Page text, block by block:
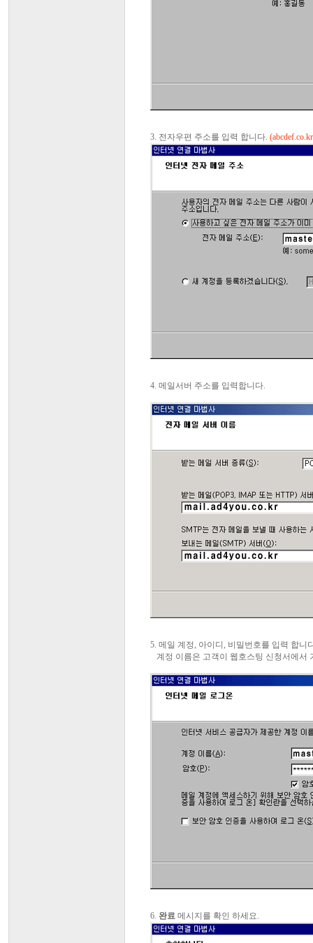
3. 전자우편 주소를 입력 합니다.
4. 메일서버 주소를 입력합니다.
5. 메일 계정, 아이디, 비밀번호를 입력 합니
계정 이름은 고객이 웹호스팅 신청서에서
6. 완료 메시지를 확인 하세요.